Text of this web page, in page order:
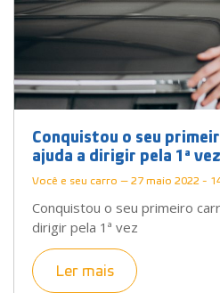
Conquistou o seu
ajuda a dirigir pela 1ª vez
Você e seu carro — 27 maio 2022 -
Conquistou o seu primeiro
dirigir pela 1ª vez
Ler mais